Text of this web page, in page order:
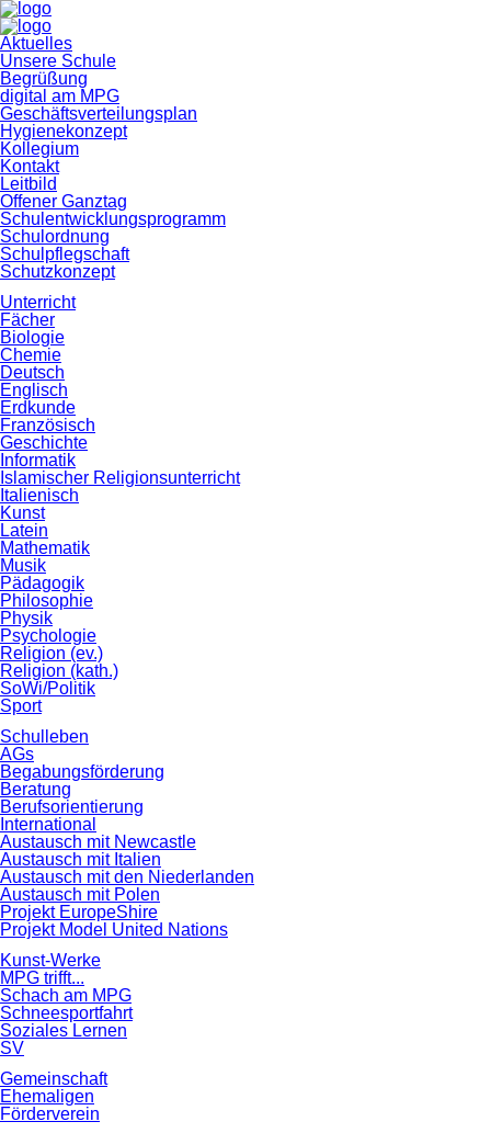
Navigation
überspringen
Aktuelles
Unsere Schule
Begrüßung
digital am MPG
Geschäftsverteilungsplan
Hygienekonzept
Kollegium
Kontakt
Leitbild
Offener Ganztag
Schulentwicklungsprogramm
Schulordnung
Schulpflegschaft
Schutzkonzept
Unterricht
Fächer
Biologie
Chemie
Deutsch
Englisch
Erdkunde
Französisch
Geschichte
Informatik
Islamischer Religionsunterricht
Italienisch
Kunst
Latein
Mathematik
Musik
Pädagogik
Philosophie
Physik
Psychologie
Religion (ev.)
Religion (kath.)
SoWi/Politik
Sport
Schulleben
AGs
Begabungsförderung
Beratung
Berufsorientierung
International
Austausch mit Newcastle
Austausch mit Italien
Austausch mit den Niederlanden
Austausch mit Polen
Projekt EuropeShire
Projekt Model United Nations
Kunst-Werke
MPG trifft...
Schach am MPG
Schneesportfahrt
Soziales Lernen
SV
Gemeinschaft
Ehemaligen
Förderverein